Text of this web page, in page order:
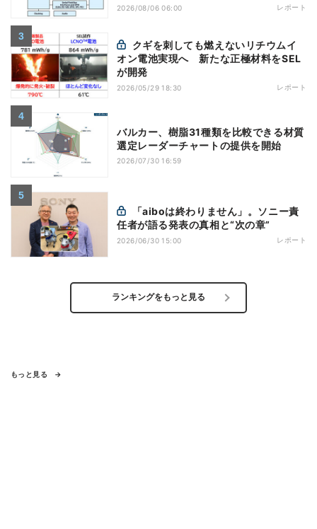
2026/08/06 06:00 レポート
オン電池実現へ 新たな正極材料をSEL
が開発
2026/05/29 18:30 レポート
バルカー、樹脂31種類を比較できる材質
選定レーダーチャートの提供を開始
2026/07/30 16:59
任者が語る発表の真相と“次の章”
2026/06/30 15:00 レポート
ランキングをもっと見る
もっと見る